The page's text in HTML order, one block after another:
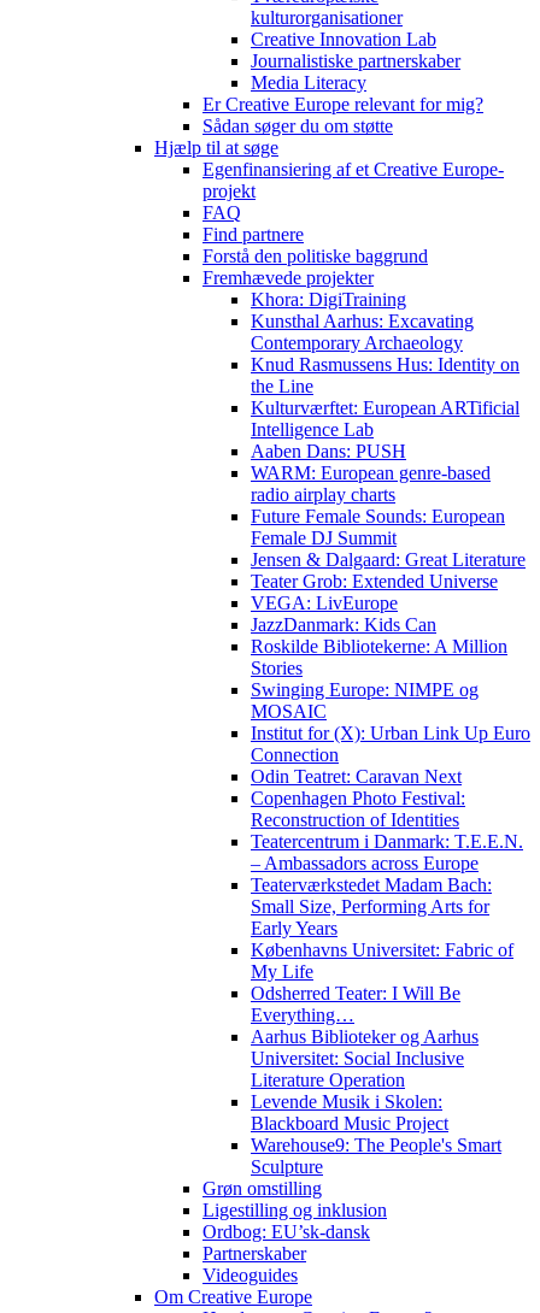
kulturorganisationer
Creative Innovation Lab
Journalistiske partnerskaber
Media Literacy
Er Creative Europe relevant for mig?
Sådan søger du om støtte
Hjælp til at søge
Egenfinansiering af et Creative Europe-
projekt
FAQ
Find partnere
Forstå den politiske baggrund
Fremhævede projekter
Khora: DigiTraining
Kunsthal Aarhus: Excavating
Contemporary Archaeology
Knud Rasmussens Hus: Identity on
the Line
Kulturværftet: European ARTificial
Intelligence Lab
Aaben Dans: PUSH
WARM: European genre-based
radio airplay charts
Future Female Sounds: European
Female DJ Summit
Jensen & Dalgaard: Great Literature
Teater Grob: Extended Universe
VEGA: LivEurope
JazzDanmark: Kids Can
Roskilde Bibliotekerne: A Million
Stories
Swinging Europe: NIMPE og
MOSAIC
Institut for (X): Urban Link Up Euro
Connection
Odin Teatret: Caravan Next
Copenhagen Photo Festival:
Reconstruction of Identities
Teatercentrum i Danmark: T.E.E.N.
– Ambassadors across Europe
Teaterværkstedet Madam Bach:
Small Size, Performing Arts for
Early Years
Københavns Universitet: Fabric of
My Life
Odsherred Teater: I Will Be
Everything…
Aarhus Biblioteker og Aarhus
Universitet: Social Inclusive
Literature Operation
Levende Musik i Skolen:
Blackboard Music Project
Warehouse9: The People's Smart
Sculpture
Grøn omstilling
Ligestilling og inklusion
Ordbog: EU’sk-dansk
Partnerskaber
Videoguides
Om Creative Europe